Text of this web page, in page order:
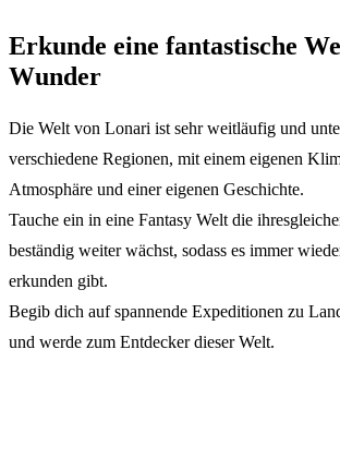
Erkunde eine fantastische
Wunder
Die Welt von Lonari ist sehr weitläufig und
verschiedene Regionen, mit einem eigenen
Atmosphäre und einer eigenen Geschichte.
Tauche ein in eine Fantasy Welt die
beständig weiter wächst, sodass es immer
erkunden gibt.
Begib dich auf spannende Expeditionen zu
und werde zum Entdecker dieser Welt.